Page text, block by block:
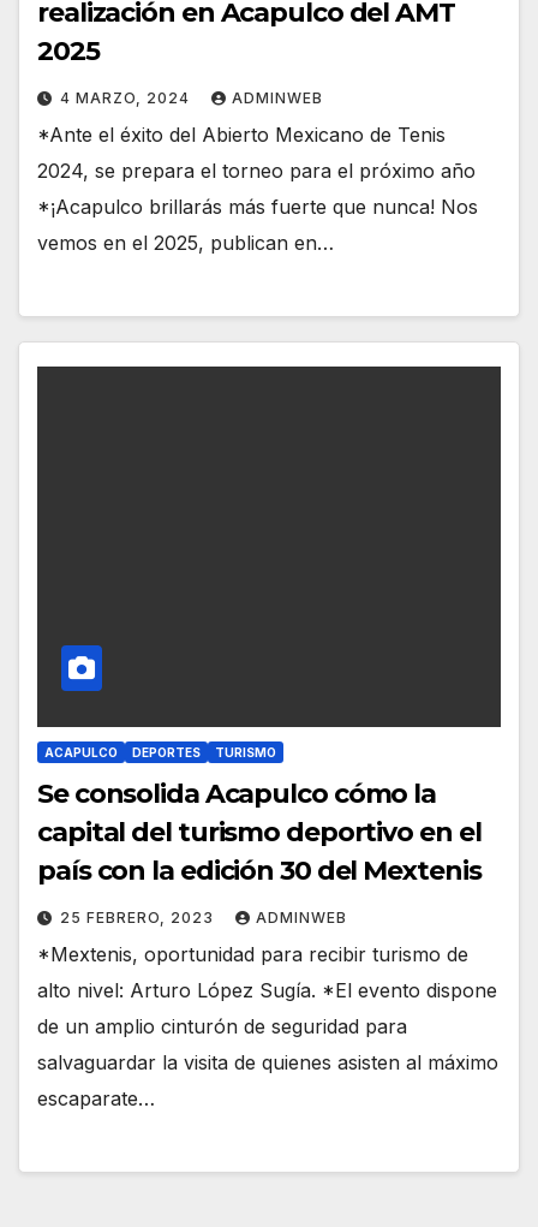
realización en Acapulco del AMT
2025
4 MARZO, 2024 ADMINWEB
*Ante el éxito del Abierto Mexicano de Tenis
2024, se prepara el torneo para el próximo año
*¡Acapulco brillarás más fuerte que nunca! Nos
vemos en el 2025, publican en…
ACAPULCO DEPORTES TURISMO
Se consolida Acapulco cómo la
capital del turismo deportivo en el
país con la edición 30 del Mextenis
25 FEBRERO, 2023 ADMINWEB
*Mextenis, oportunidad para recibir turismo de
alto nivel: Arturo López Sugía. *El evento dispone
de un amplio cinturón de seguridad para
salvaguardar la visita de quienes asisten al máximo
escaparate…